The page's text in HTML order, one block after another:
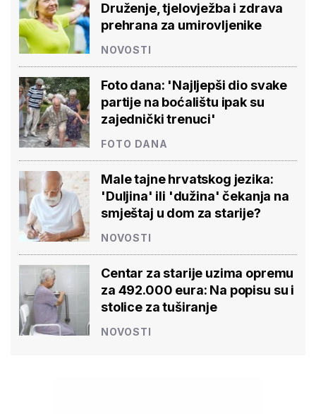
Druženje, tjelovježba i zdrava
prehrana za umirovljenike
NOVOSTI
Foto dana: 'Najljepši dio svake
partije na boćalištu ipak su
zajednički trenuci'
FOTO DANA
Male tajne hrvatskog jezika:
'Duljina' ili 'dužina' čekanja na
smještaj u dom za starije?
NOVOSTI
Centar za starije uzima opremu
za 492.000 eura: Na popisu su i
stolice za tuširanje
NOVOSTI